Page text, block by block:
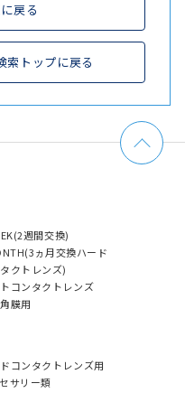
戻る
索トップに戻る
週間交換)
ヵ月交換ハード
クトレンズ)
コンタクトレンズ
膜用
コンタクトレンズ用
サリー類